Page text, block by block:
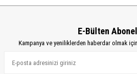
E-Bülten
Kampanya ve yeniliklerden haberdar olmak